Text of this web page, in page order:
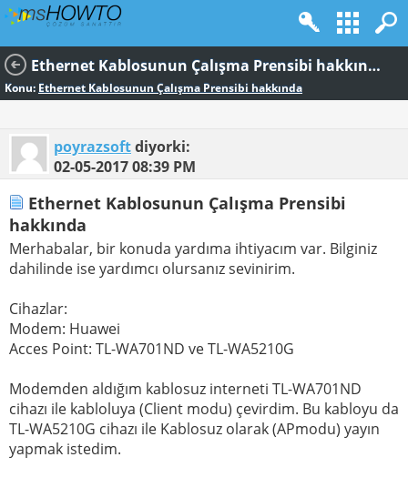
Ethernet Kablosunun Çalışma Prensibi hakkında
Konu: Ethernet Kablosunun Çalışma Prensibi hakkında
poyrazsoftdiyorki:
02-05-201708:39 PM
Ethernet Kablosunun Çalışma Prensibi
hakkında
Merhabalar, bir konuda yardıma ihtiyacım var. Bilginiz
dahilinde ise yardımcı olursanız sevinirim.
Cihazlar:
Modem: Huawei
Acces Point: TL-WA701ND ve TL-WA5210G
Modemden aldığım kablosuz interneti TL-WA701ND
cihazı ile kabloluya (Client modu) çevirdim. Bu kabloyu da
TL-WA5210G cihazı ile Kablosuz olarak (APmodu) yayın
yapmak istedim.